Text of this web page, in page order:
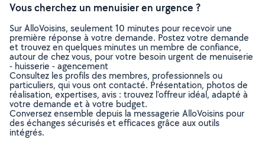
Vous cherchez un menuisier en urgence ?
Sur AlloVoisins, seulement 10 minutes pour recevoir une
première réponse à votre demande. Postez votre demande
et trouvez en quelques minutes un membre de confiance,
autour de chez vous, pour votre besoin urgent de menuiserie
- huisserie - agencement
Consultez les profils des membres, professionnels ou
particuliers, qui vous ont contacté. Présentation, photos de
réalisation, expertises, avis : trouvez l'offreur idéal, adapté à
votre demande et à votre budget.
Conversez ensemble depuis la messagerie AlloVoisins pour
des échanges sécurisés et efficaces grâce aux outils
intégrés.